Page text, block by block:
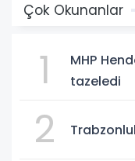
Çok Okunanlar
1
MHP
tazeledi
2